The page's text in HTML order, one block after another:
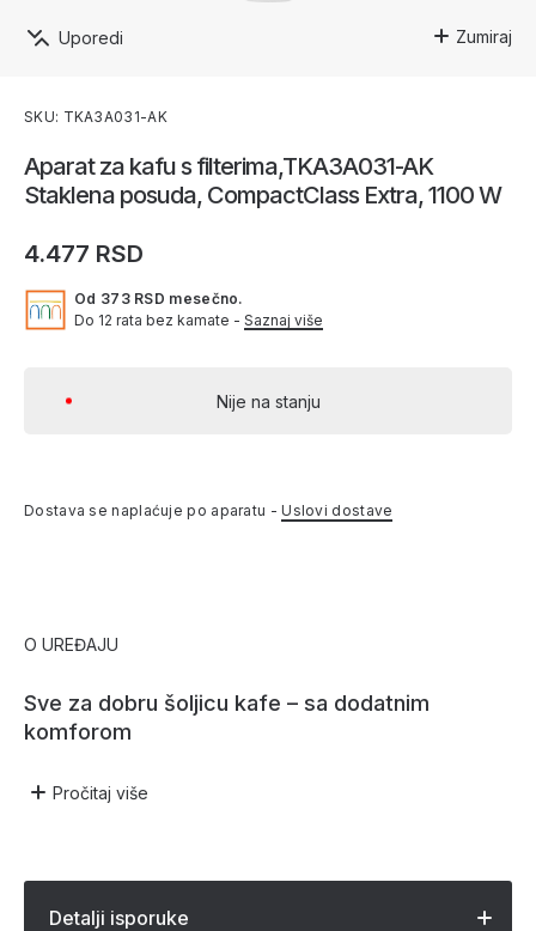
Zumiraj
Uporedi
Aparat za kafu s filterima,TKA3A031-AK
Staklena posuda, CompactClass Extra, 1100 W
4.477 RSD
Od 373 RSD mesečno.
Do 12 rata bez kamate - Saznaj više
Nije na stanju
Dostava se naplaćuje po aparatu -Uslovi dostave
SKU: TKA3A031-AK
O UREĐAJU
Sve za dobru šoljicu kafe – sa dodatnim
komforom
Pročitaj više
Detalji isporuke